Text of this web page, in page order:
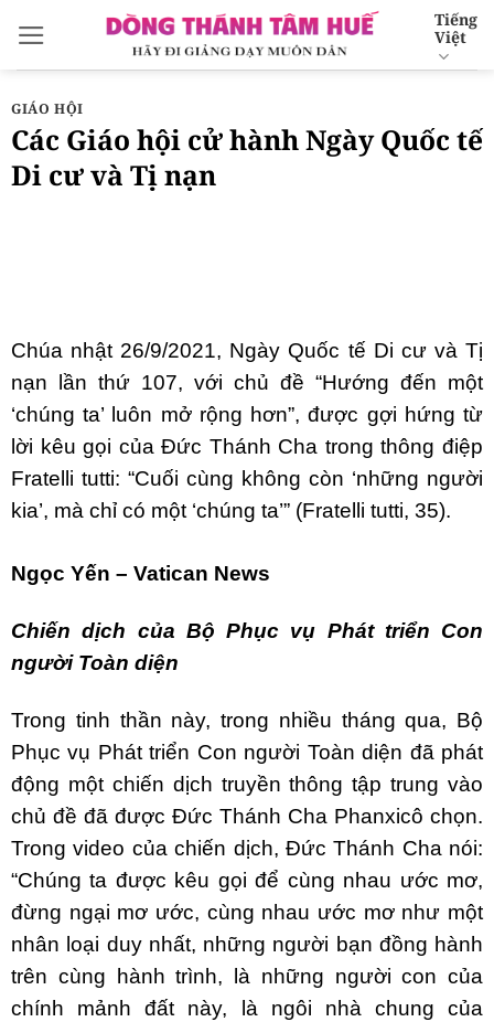
qua
nội
dung
Tiếng
Việt
GIÁO HỘI
Các Giáo hội cử hành Ngày Quốc tế
Di cư và Tị nạn
Chúa nhật 26/9/2021, Ngày Quốc tế Di cư và Tị
nạn lần thứ 107, với chủ đề “Hướng đến một
‘chúng ta’ luôn mở rộng hơn”, được gợi hứng từ
lời kêu gọi của Đức Thánh Cha trong thông điệp
Fratelli tutti: “Cuối cùng không còn ‘những người
kia’, mà chỉ có một ‘chúng ta’” (Fratelli tutti, 35).
Ngọc Yến – Vatican News
Chiến dịch của Bộ Phục vụ Phát triển Con
người Toàn diện
Trong tinh thần này, trong nhiều tháng qua, Bộ
Phục vụ Phát triển Con người Toàn diện đã phát
động một chiến dịch truyền thông tập trung vào
chủ đề đã được Đức Thánh Cha Phanxicô chọn.
Trong video của chiến dịch, Đức Thánh Cha nói:
“Chúng ta được kêu gọi để cùng nhau ước mơ,
đừng ngại mơ ước, cùng nhau ước mơ như một
nhân loại duy nhất, những người bạn đồng hành
trên cùng hành trình, là những người con của
chính mảnh đất này, là ngôi nhà chung của